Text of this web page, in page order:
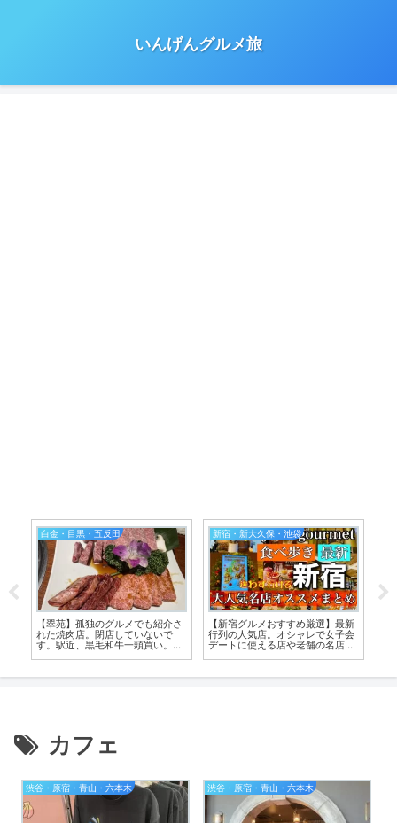
いんげんグルメ旅
白金・目黒・五反田
【翠苑】孤独のグルメでも紹介さ
れた焼肉店。閉店していないで
す。駅近、黒毛和牛一頭買い。個
新宿・新大久保・池袋
【新宿グルメおすすめ厳選】最新
行列の人気店。オシャレで女子会
デートに使える店や老舗の名店
カフェ
渋谷・原宿・青山・六本木 渋谷・原宿・青山・六本木